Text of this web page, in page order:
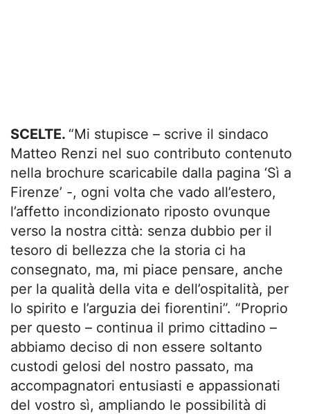
SCELTE. “Mi stupisce – scrive il sindaco
Matteo Renzi nel suo contributo contenuto
nella brochure scaricabile dalla pagina ‘Sì a
Firenze’ -, ogni volta che vado all’estero,
l’affetto incondizionato riposto ovunque
verso la nostra città: senza dubbio per il
tesoro di bellezza che la storia ci ha
consegnato, ma, mi piace pensare, anche
per la qualità della vita e dell’ospitalità, per
lo spirito e l’arguzia dei fiorentini”. “Proprio
per questo – continua il primo cittadino –
abbiamo deciso di non essere soltanto
custodi gelosi del nostro passato, ma
accompagnatori entusiasti e appassionati
del vostro sì, ampliando le possibilità di